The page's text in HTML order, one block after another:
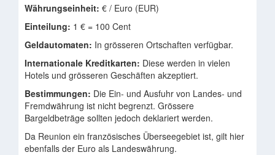
Währungseinheit: € / Euro (EUR)
Einteilung: 1 € = 100 Cent
Geldautomaten: In grösseren Ortschaften verfügbar.
Internationale Kreditkarten: Diese werden in vielen
Hotels und grösseren Geschäften akzeptiert.
Bestimmungen: Die Ein- und Ausfuhr von Landes- und
Fremdwährung ist nicht begrenzt. Grössere
Bargeldbeträge sollten jedoch deklariert werden.
Da Reunion ein französisches Überseegebiet ist, gilt hier
ebenfalls der Euro als Landeswährung.